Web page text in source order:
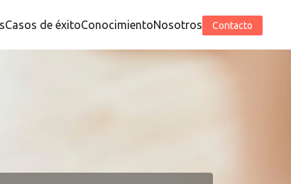
Casos de éxitoConocimientoNosotros Contacto